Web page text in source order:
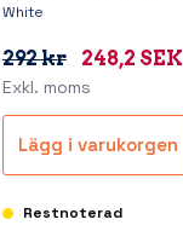
White
292 kr 248,2 SEK
Exkl. moms
Lägg i varukorgen
Restnoterad